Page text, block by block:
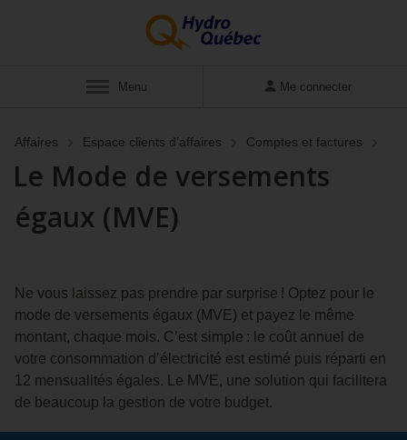
Afficher
Menu Me connecter
Affaires Espace clients d’affaires Comptes et factures
Le Mode de versements
égaux (MVE)
Ne vous laissez pas prendre par surprise ! Optez pour le
mode de versements égaux (MVE) et payez le même
montant, chaque mois. C’est simple : le coût annuel de
votre consommation d’électricité est estimé puis réparti en
12 mensualités égales. Le MVE, une solution qui facilitera
de beaucoup la gestion de votre budget.